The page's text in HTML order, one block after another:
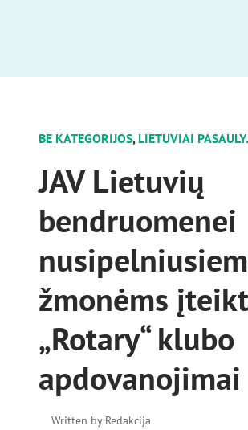
BE KATEGORIJOS, LIETUVIAI
JAV Lietuvių
bendruomenei
žmonėms
„Rotary“ klubo
apdovanojimai
Written by Redakcija